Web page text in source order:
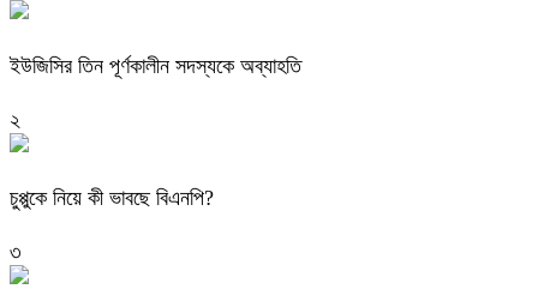
ইউজিসির তিন পূর্ণকালীন সদস্যকে অব্যাহতি
২
চুপ্পুকে নিয়ে কী ভাবছে বিএনপি?
৩